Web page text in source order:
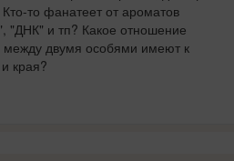
то фанатеет от ароматов
"ДНК" и тп? Какое отношение
между двумя особями имеют к
края?